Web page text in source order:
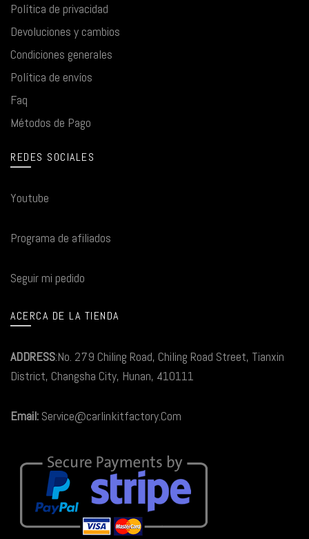
Política de privacidad
Devoluciones y cambios
Condiciones generales
Política de envíos
Faq
Métodos de Pago
REDES SOCIALES
Youtube
Programa de afiliados
Seguir mi pedido
ACERCA DE LA TIENDA
ADDRESS:No. 279 Chiling Road, Chiling Road Street, Tianxin
District, Changsha City, Hunan, 410111
Email: Service@carlinkitfactory.Com